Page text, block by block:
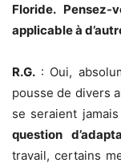
Floride.
applicable à
R.G. : Oui,
pousse de divers
se seraient
question
travail, certains